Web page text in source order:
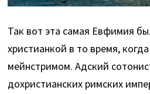
Так вот эта самая Евфимия
христианкой в то время,
мейнстримом. Адский
дохристианских римских